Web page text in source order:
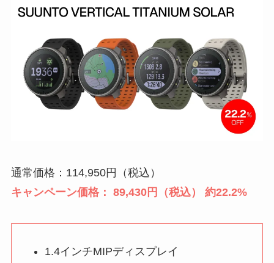
通常価格：114,950円（税込）
キャンペーン価格： 89,430円（税込） 約22.2%
1.4インチMIPディスプレイ